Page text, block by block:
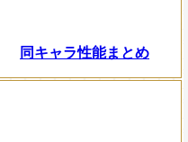
同キャラ性能まとめ